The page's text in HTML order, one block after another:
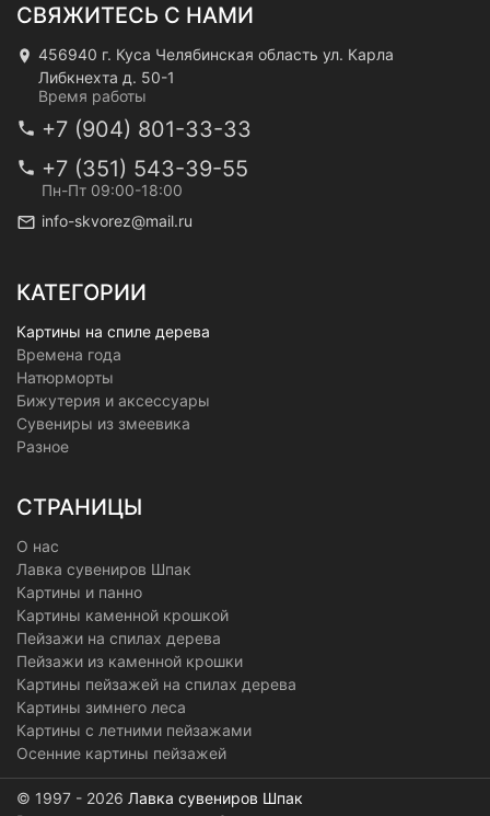
СВЯЖИТЕСЬ С НАМИ
456940 г. Куса Челябинская область ул. Карла
Либкнехта д. 50-1
Время работы
+7 (904) 801-33-33
+7 (351) 543-39-55
Пн-Пт 09:00-18:00
info-skvorez@mail.ru
КАТЕГОРИИ
Картины на спиле дерева
Времена года
Натюрморты
Бижутерия и аксессуары
Сувениры из змеевика
Разное
СТРАНИЦЫ
О нас
Лавка сувениров Шпак
Картины и панно
Картины каменной крошкой
Пейзажи на спилах дерева
Пейзажи из каменной крошки
Картины пейзажей на спилах дерева
Картины зимнего леса
Картины с летними пейзажами
Осенние картины пейзажей
© 1997 - 2026 Лавка сувениров Шпак